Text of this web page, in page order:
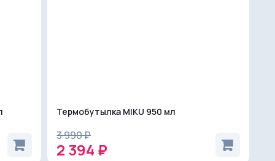
Термобутылка MIKU 950 мл
3 990 ₽
2 394 ₽